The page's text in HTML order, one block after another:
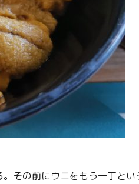
その前にウニをもう一丁と